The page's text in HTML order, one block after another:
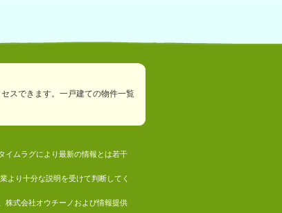
スできます。一戸建ての物件一覧
イムラグにより最新の情報とは若干
より十分な説明を受けて判断してく
株式会社オウチーノおよび情報提供